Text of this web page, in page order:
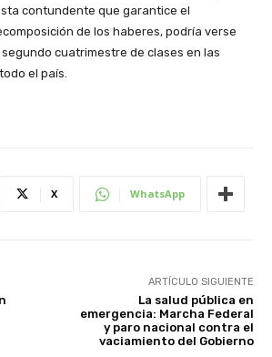
contundente que garantice el
de los haberes, podría verse
cuatrimestre de clases en las
el país.
X WhatsApp
ARTÍCULO SIGUIENTE
La salud pública en
emergencia: Marcha Federal
y paro nacional contra el
vaciamiento del Gobierno